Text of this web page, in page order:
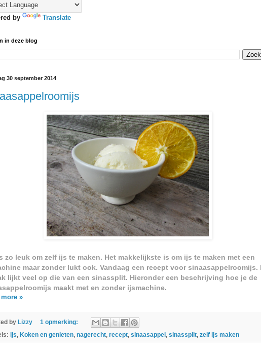
by Translate
in deze blog
30 september 2014
zo leuk om zelf ijs te maken. Het makkelijkste is om ijs te maken met een
maar zonder lukt ook. Vandaag een recept voor sinaasappelroomijs.
lijkt veel op die van een sinassplit. Hieronder een beschrijving hoe je de
maakt met en zonder ijsmachine.
more »
by Lizzy
1 opmerking:
ijs, Koken en genieten, nagerecht, recept, sinaasappel, sinassplit, zelf ijs maken